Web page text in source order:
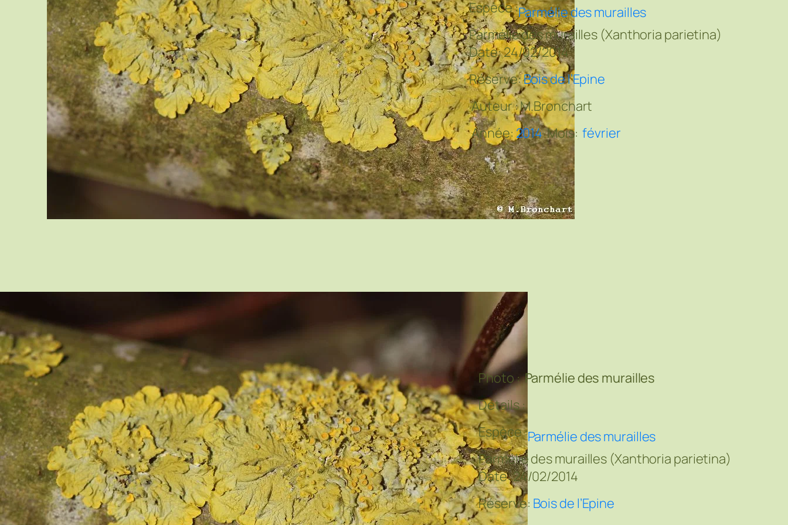
Espèce :Parmélie des murailles
Parmélie des murailles (Xanthoria parietina)
Date: 24/02/2014
Réserve:Bois de l’Epine
Auteur :M.Bronchart
Année: 2014 Mois:février
Photo :Parmélie des murailles
Détails :
Espèce :Parmélie des murailles
Parmélie des murailles (Xanthoria parietina)
Date: 24/02/2014
Réserve: Bois de l’Epine